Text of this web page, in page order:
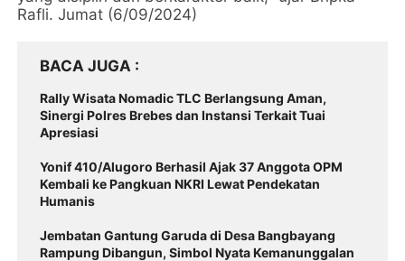
Rafli. Jumat (6/09/2024)
BACA JUGA
Rally Wisata Nomadic TLC Berlangsung Aman,
Sinergi Polres Brebes dan Instansi Terkait Tuai
Apresiasi
Yonif 410/Alugoro Berhasil Ajak 37 Anggota OPM
Kembali ke Pangkuan NKRI Lewat Pendekatan
Humanis
Jembatan Gantung Garuda di Desa Bangbayang
Rampung Dibangun, Simbol Nyata Kemanunggalan